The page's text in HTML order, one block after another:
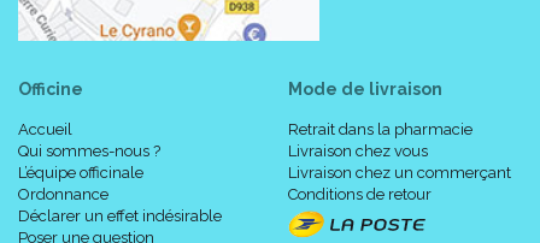
Officine
Accueil
Qui sommes-nous ?
L’équipe officinale
Ordonnance
Déclarer un effet indésirable
Poser une question
Mode de livraison
Retrait dans la pharmacie
Livraison chez vous
Livraison chez un commerçant
Conditions de retour